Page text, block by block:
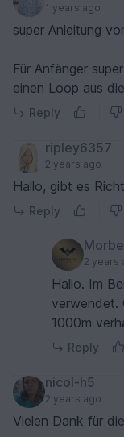
1 years ago
super Anleitung
Für Anfänger
einen Loop aus
Reply
ripley6357
2 years ago
Hallo, gibt es
Reply
2 years
Hallo. Im
verwendet.
1000m
Reply
nicol-h5
2 years ago
Vielen Dank für